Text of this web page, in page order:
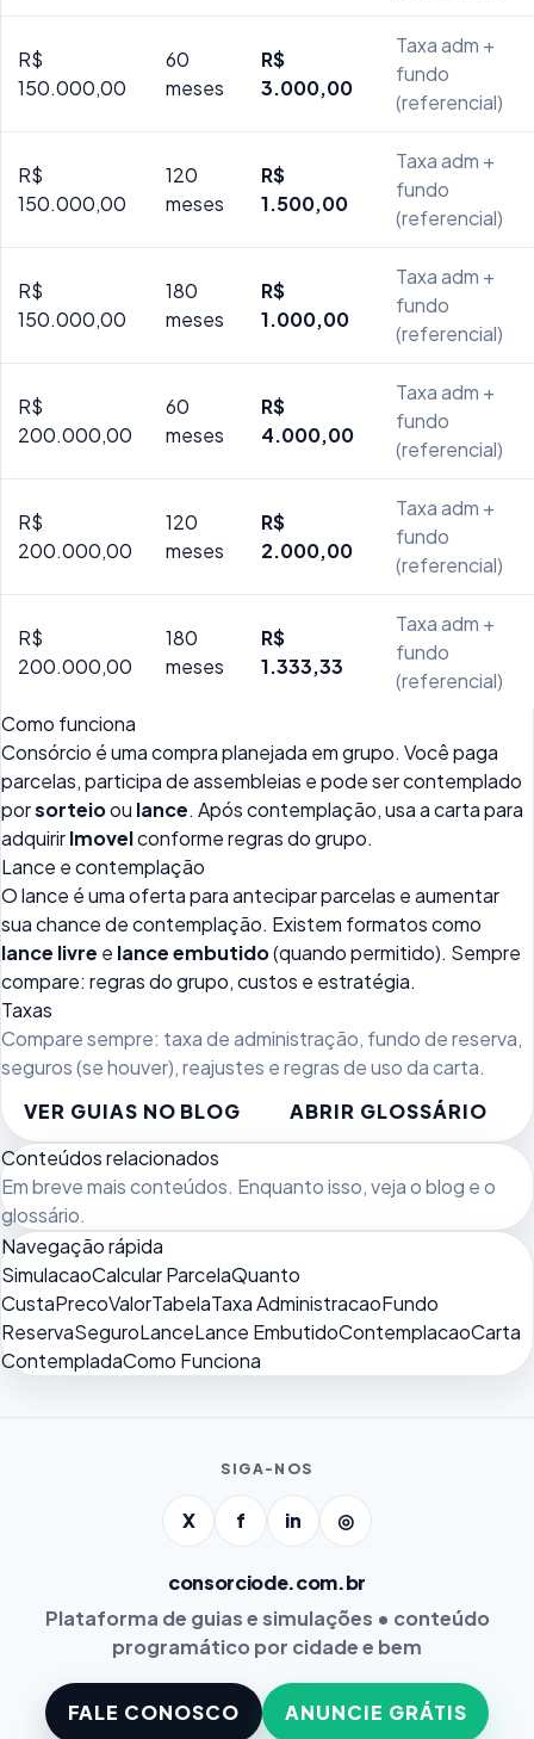
R$
150.000,00
60
meses
R$
3.000,00
Taxa adm +
fundo
(referencial)
R$
150.000,00
120
meses
R$
1.500,00
Taxa adm +
fundo
(referencial)
R$
150.000,00
180
meses
R$
1.000,00
Taxa adm +
fundo
(referencial)
R$
200.000,00
60
meses
R$
4.000,00
Taxa adm +
fundo
(referencial)
R$
200.000,00
120
meses
R$
2.000,00
Taxa adm +
fundo
(referencial)
R$
200.000,00
180
meses
R$
1.333,33
Taxa adm +
fundo
(referencial)
Como funciona
Consórcio é uma compra planejada em grupo. Você paga
parcelas, participa de assembleias e pode ser contemplado
porsorteioou lance. Após contemplação, usa a carta para
adquirirImovelconforme regras do grupo.
Lance e contemplação
O lance é uma oferta para antecipar parcelas e aumentar
sua chance de contemplação. Existem formatos como
lance livre e lance embutido(quando permitido). Sempre
compare: regras do grupo, custos e estratégia.
Taxas
Compare sempre: taxa de administração, fundo de reserva,
seguros (se houver), reajustes e regras de uso da carta.
VER GUIAS NO BLOG
ABRIR GLOSSÁRIO
Conteúdos relacionados
Em breve mais conteúdos. Enquanto isso, vejao blog e o
glossário.
Navegação rápida
SimulacaoCalcular ParcelaQuanto
CustaPrecoValorTabelaTaxa AdministracaoFundo
ReservaSeguroLanceLance EmbutidoContemplacaoCarta
ContempladaComo Funciona
SIGA-NOS
X f in ◎
consorciode.com.br
Plataforma de guias e simulações • conteúdo
programático por cidade e bem
FALE CONOSCO ANUNCIE GRÁTIS